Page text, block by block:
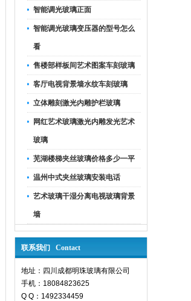
智能调光玻璃正面
智能调光玻璃变压器的型号怎么
看
售楼部样板间艺术图案车刻玻璃
客厅电视背景墙水纹车刻玻璃
立体雕刻激光内雕护栏玻璃
网红艺术玻璃激光内雕发光艺术
玻璃
芜湖楼梯夹丝玻璃价格多少一平
温州中式夹丝玻璃安装电话
艺术玻璃干湿分离电视玻璃背景
墙
联系我们 Contact
地址：四川成都明珠玻璃有限公司
手机：18084823625
Q Q：1492334459